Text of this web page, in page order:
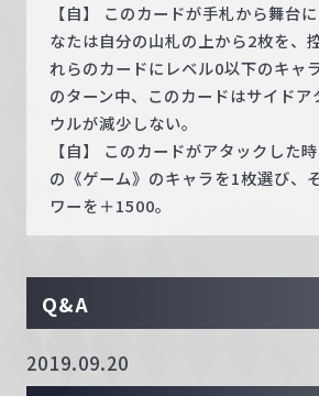
【自】 このカードが手札から舞台
なたは自分の山札の上から2枚を、
れらのカードにレベル0以下のキャ
のターン中、このカードはサイドア
ウルが減少しない。
【自】 このカードがアタックした
の《ゲーム》のキャラを1枚選び、
ワーを＋1500。
Q&A
2019.09.20